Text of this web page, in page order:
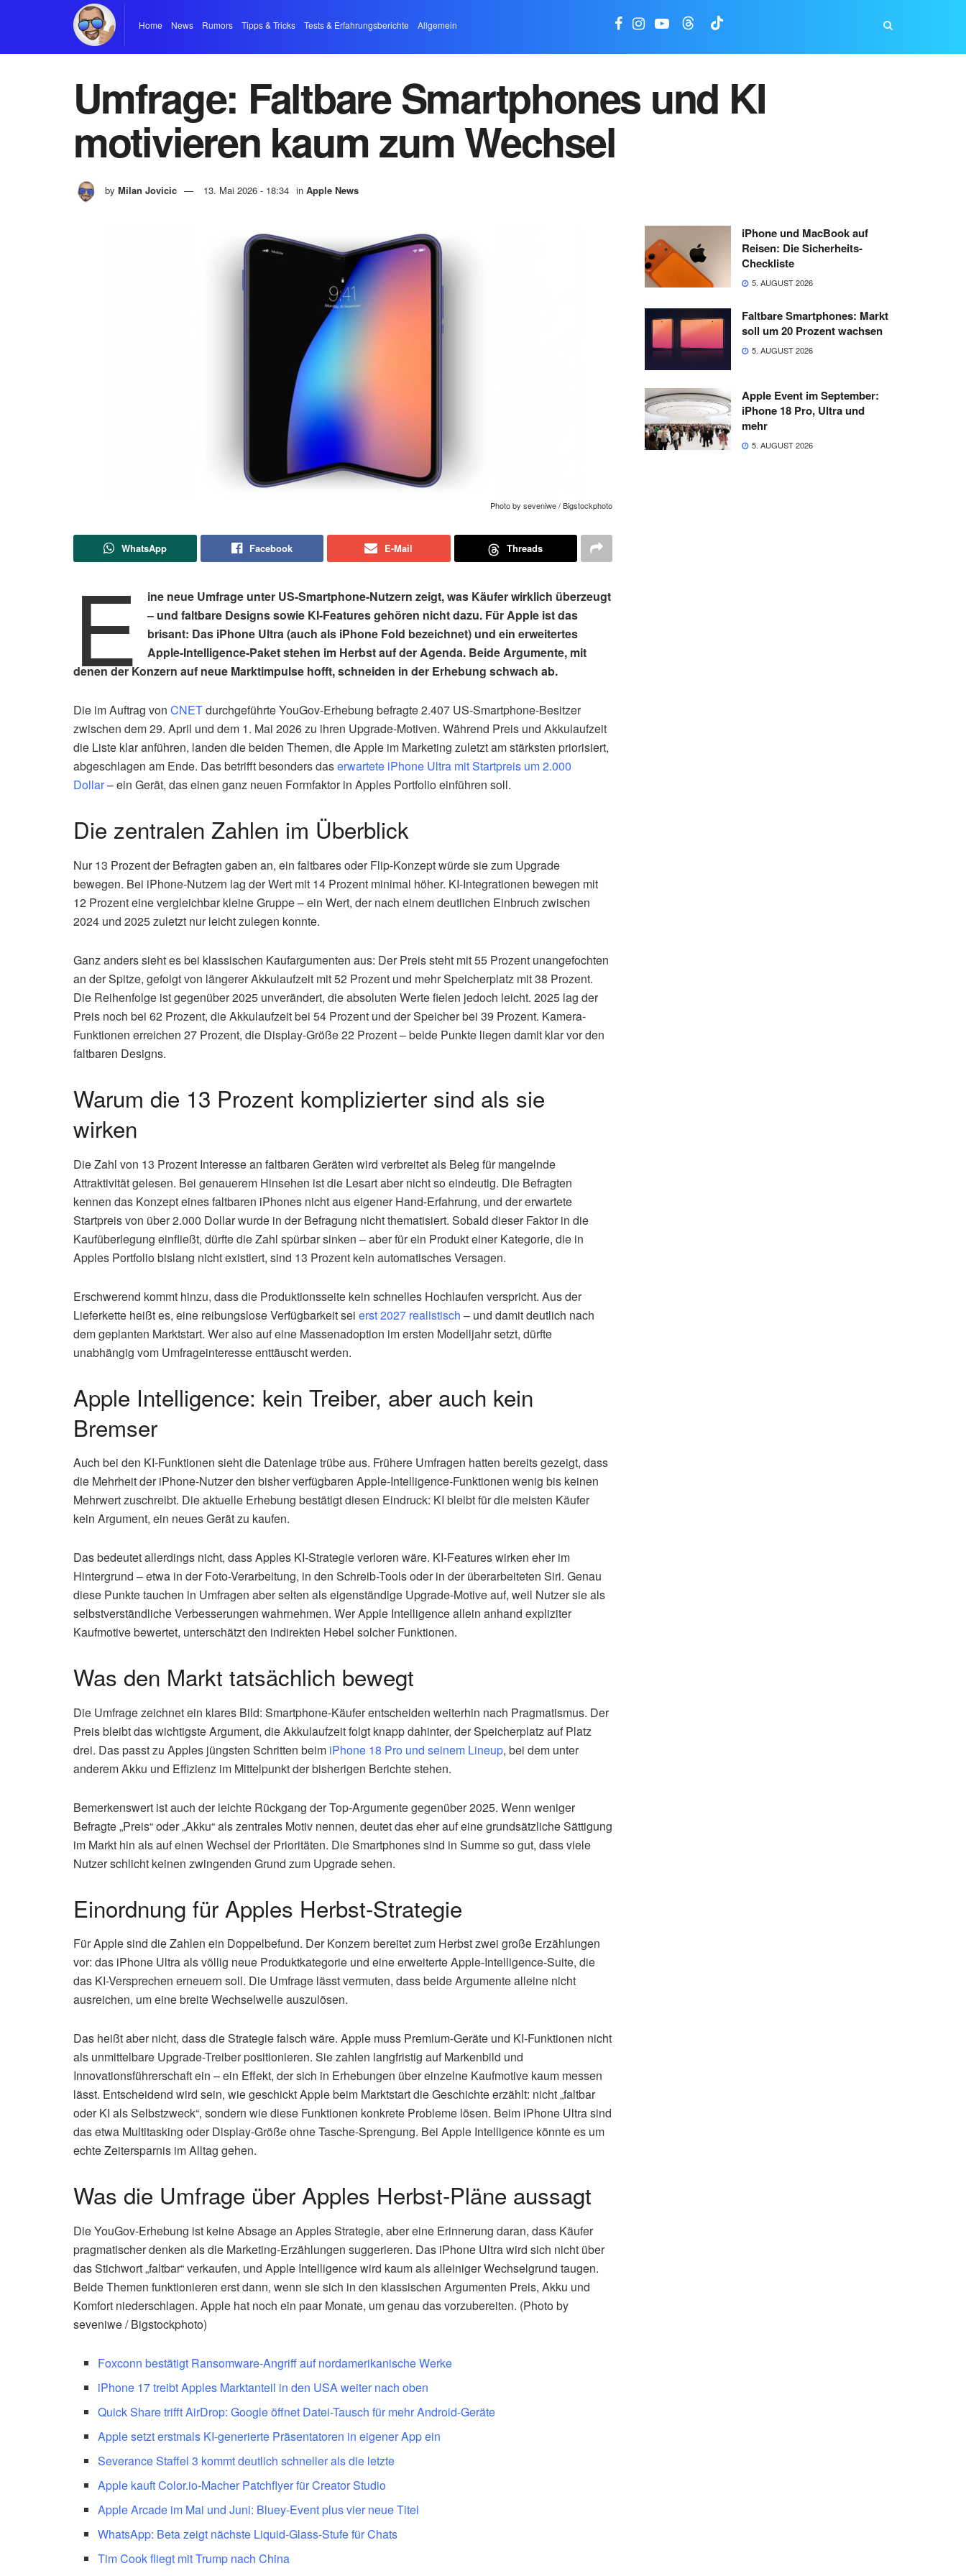
Home News Rumors Tipps & Tricks Tests & Erfahrungsberichte Allgemein
Umfrage: Faltbare Smartphones und KI
motivieren kaum zum Wechsel
by Milan Jovicic 13. Mai 2026 - 18:34 in Apple News
Photo by seveniwe / Bigstockphoto
WhatsApp Facebook E-Mail Threads
E
ine neue Umfrage unter US-Smartphone-Nutzern zeigt, was Käufer wirklich überzeugt
– und faltbare Designs sowie KI-Features gehören nicht dazu. Für Apple ist das
brisant: Das iPhone Ultra (auch als iPhone Fold bezeichnet) und ein erweitertes
Apple-Intelligence-Paket stehen im Herbst auf der Agenda. Beide Argumente, mit
denen der Konzern auf neue Marktimpulse hofft, schneiden in der Erhebung schwach ab.
Die im Auftrag von CNETdurchgeführte YouGov-Erhebung befragte 2.407 US-Smartphone-Besitzer
zwischen dem 29. April und dem 1. Mai 2026 zu ihren Upgrade-Motiven. Während Preis und Akkulaufzeit
die Liste klar anführen, landen die beiden Themen, die Apple im Marketing zuletzt am stärksten priorisiert,
abgeschlagen am Ende. Das betrifft besonders daserwartete iPhone Ultra mit Startpreis um 2.000
Dollar– ein Gerät, das einen ganz neuen Formfaktor in Apples Portfolio einführen soll.
Die zentralen Zahlen im Überblick
Nur 13 Prozent der Befragten gaben an, ein faltbares oder Flip-Konzept würde sie zum Upgrade
bewegen. Bei iPhone-Nutzern lag der Wert mit 14 Prozent minimal höher. KI-Integrationen bewegen mit
12 Prozent eine vergleichbar kleine Gruppe – ein Wert, der nach einem deutlichen Einbruch zwischen
2024 und 2025 zuletzt nur leicht zulegen konnte.
Ganz anders sieht es bei klassischen Kaufargumenten aus: Der Preis steht mit 55 Prozent unangefochten
an der Spitze, gefolgt von längerer Akkulaufzeit mit 52 Prozent und mehr Speicherplatz mit 38 Prozent.
Die Reihenfolge ist gegenüber 2025 unverändert, die absoluten Werte fielen jedoch leicht. 2025 lag der
Preis noch bei 62 Prozent, die Akkulaufzeit bei 54 Prozent und der Speicher bei 39 Prozent. Kamera-
Funktionen erreichen 27 Prozent, die Display-Größe 22 Prozent – beide Punkte liegen damit klar vor den
faltbaren Designs.
Warum die 13 Prozent komplizierter sind als sie
wirken
Die Zahl von 13 Prozent Interesse an faltbaren Geräten wird verbreitet als Beleg für mangelnde
Attraktivität gelesen. Bei genauerem Hinsehen ist die Lesart aber nicht so eindeutig. Die Befragten
kennen das Konzept eines faltbaren iPhones nicht aus eigener Hand-Erfahrung, und der erwartete
Startpreis von über 2.000 Dollar wurde in der Befragung nicht thematisiert. Sobald dieser Faktor in die
Kaufüberlegung einfließt, dürfte die Zahl spürbar sinken – aber für ein Produkt einer Kategorie, die in
Apples Portfolio bislang nicht existiert, sind 13 Prozent kein automatisches Versagen.
Erschwerend kommt hinzu, dass die Produktionsseite kein schnelles Hochlaufen verspricht. Aus der
Lieferkette heißt es, eine reibungslose Verfügbarkeit sei erst 2027 realistisch – und damit deutlich nach
dem geplanten Marktstart. Wer also auf eine Massenadoption im ersten Modelljahr setzt, dürfte
unabhängig vom Umfrageinteresse enttäuscht werden.
Apple Intelligence: kein Treiber, aber auch kein
Bremser
Auch bei den KI-Funktionen sieht die Datenlage trübe aus. Frühere Umfragen hatten bereits gezeigt, dass
die Mehrheit der iPhone-Nutzer den bisher verfügbaren Apple-Intelligence-Funktionen wenig bis keinen
Mehrwert zuschreibt. Die aktuelle Erhebung bestätigt diesen Eindruck: KI bleibt für die meisten Käufer
kein Argument, ein neues Gerät zu kaufen.
Das bedeutet allerdings nicht, dass Apples KI-Strategie verloren wäre. KI-Features wirken eher im
Hintergrund – etwa in der Foto-Verarbeitung, in den Schreib-Tools oder in der überarbeiteten Siri. Genau
diese Punkte tauchen in Umfragen aber selten als eigenständige Upgrade-Motive auf, weil Nutzer sie als
selbstverständliche Verbesserungen wahrnehmen. Wer Apple Intelligence allein anhand expliziter
Kaufmotive bewertet, unterschätzt den indirekten Hebel solcher Funktionen.
Was den Markt tatsächlich bewegt
Die Umfrage zeichnet ein klares Bild: Smartphone-Käufer entscheiden weiterhin nach Pragmatismus. Der
Preis bleibt das wichtigste Argument, die Akkulaufzeit folgt knapp dahinter, der Speicherplatz auf Platz
drei. Das passt zu Apples jüngsten Schritten beim iPhone 18 Pro und seinem Lineup, bei dem unter
anderem Akku und Effizienz im Mittelpunkt der bisherigen Berichte stehen.
Bemerkenswert ist auch der leichte Rückgang der Top-Argumente gegenüber 2025. Wenn weniger
Befragte „Preis“ oder „Akku“ als zentrales Motiv nennen, deutet das eher auf eine grundsätzliche Sättigung
im Markt hin als auf einen Wechsel der Prioritäten. Die Smartphones sind in Summe so gut, dass viele
Nutzer schlicht keinen zwingenden Grund zum Upgrade sehen.
Einordnung für Apples Herbst-Strategie
Für Apple sind die Zahlen ein Doppelbefund. Der Konzern bereitet zum Herbst zwei große Erzählungen
vor: das iPhone Ultra als völlig neue Produktkategorie und eine erweiterte Apple-Intelligence-Suite, die
das KI-Versprechen erneuern soll. Die Umfrage lässt vermuten, dass beide Argumente alleine nicht
ausreichen, um eine breite Wechselwelle auszulösen.
Das heißt aber nicht, dass die Strategie falsch wäre. Apple muss Premium-Geräte und KI-Funktionen nicht
als unmittelbare Upgrade-Treiber positionieren. Sie zahlen langfristig auf Markenbild und
Innovationsführerschaft ein – ein Effekt, der sich in Erhebungen über einzelne Kaufmotive kaum messen
lässt. Entscheidend wird sein, wie geschickt Apple beim Marktstart die Geschichte erzählt: nicht „faltbar
oder KI als Selbstzweck“, sondern wie diese Funktionen konkrete Probleme lösen. Beim iPhone Ultra sind
das etwa Multitasking oder Display-Größe ohne Tasche-Sprengung. Bei Apple Intelligence könnte es um
echte Zeitersparnis im Alltag gehen.
Was die Umfrage über Apples Herbst-Pläne aussagt
Die YouGov-Erhebung ist keine Absage an Apples Strategie, aber eine Erinnerung daran, dass Käufer
pragmatischer denken als die Marketing-Erzählungen suggerieren. Das iPhone Ultra wird sich nicht über
das Stichwort „faltbar“ verkaufen, und Apple Intelligence wird kaum als alleiniger Wechselgrund taugen.
Beide Themen funktionieren erst dann, wenn sie sich in den klassischen Argumenten Preis, Akku und
Komfort niederschlagen. Apple hat noch ein paar Monate, um genau das vorzubereiten. (Photo by
seveniwe / Bigstockphoto)
Foxconn bestätigt Ransomware-Angriff auf nordamerikanische Werke
iPhone 17 treibt Apples Marktanteil in den USA weiter nach oben
Quick Share trifft AirDrop: Google öffnet Datei-Tausch für mehr Android-Geräte
Apple setzt erstmals KI-generierte Präsentatoren in eigener App ein
Severance Staffel 3 kommt deutlich schneller als die letzte
Apple kauft Color.io-Macher Patchflyer für Creator Studio
Apple Arcade im Mai und Juni: Bluey-Event plus vier neue Titel
WhatsApp: Beta zeigt nächste Liquid-Glass-Stufe für Chats
Tim Cook fliegt mit Trump nach China
iPhone und MacBook auf
Reisen: Die Sicherheits-
Checkliste
5. AUGUST 2026
Faltbare Smartphones: Markt
soll um 20 Prozent wachsen
5. AUGUST 2026
Apple Event im September:
iPhone 18 Pro, Ultra und
mehr
5. AUGUST 2026